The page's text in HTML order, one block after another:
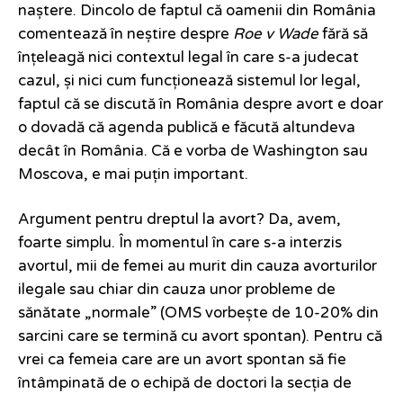
naștere. Dincolo de faptul că oamenii din România
comentează în neștire despre Roe v Wade fără să
înțeleagă nici contextul legal în care s-a judecat
cazul, și nici cum funcționează sistemul lor legal,
faptul că se discută în România despre avort e doar
o dovadă că agenda publică e făcută altundeva
decât în România. Că e vorba de Washington sau
Moscova, e mai puțin important.
Argument pentru dreptul la avort? Da, avem,
foarte simplu. În momentul în care s-a interzis
avortul, mii de femei au murit din cauza avorturilor
ilegale sau chiar din cauza unor probleme de
sănătate „normale” (OMS vorbește de 10-20% din
sarcini care se termină cu avort spontan). Pentru că
vrei ca femeia care are un avort spontan să fie
întâmpinată de o echipă de doctori la secția de